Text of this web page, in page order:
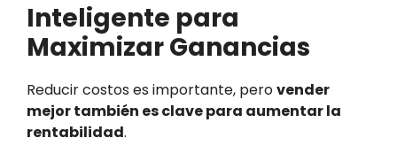
Inteligente para
Maximizar Ganancias
Reducir costos es importante, perovender
mejor también es clave para aumentar la
rentabilidad.